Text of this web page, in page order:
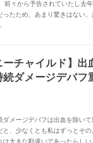
前々から予告されていたし去
ったため、あまり驚きはない
ーチャイルド】出
続ダメージデバフ
ダメージデバフは出血を除いて
と、少なくとも私はずっとそ
は大きな勘違いであったらしい